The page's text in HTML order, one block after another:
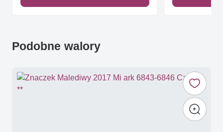
Podobne walory